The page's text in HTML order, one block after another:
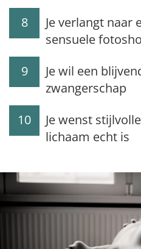
8
Je verlangt naar
sensuele
9
Je wil een
zwangerschap
10
Je wenst
lichaam echt is